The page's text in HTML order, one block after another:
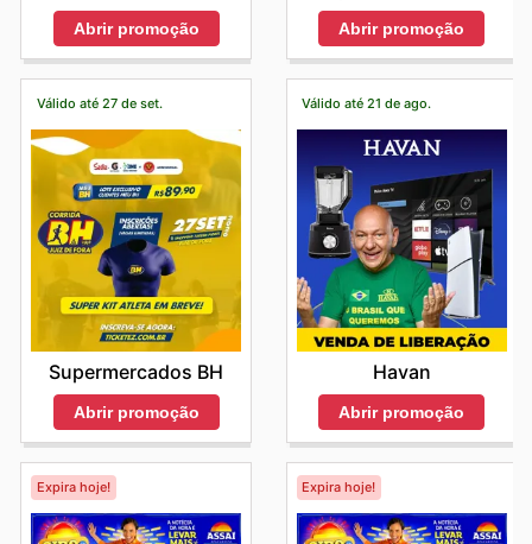
Abrir promoção Abrir promoção
Válido até 27 de set.
Supermercados BH
Abrir promoção
Válido até 21 de ago.
Havan
Abrir promoção
Expira hoje! Expira hoje!